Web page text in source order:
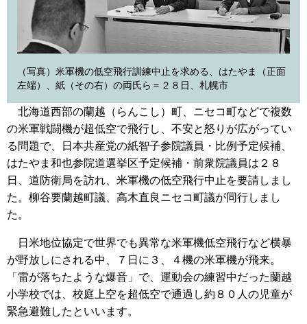
（写真）米軍機の低空飛行訓練中止を求める、はたやま（正面
左端）、紙（その右）の両氏ら＝２８日、札幌市
北海道西部の蘭越（らんこし）町、ニセコ町などで複数
の米軍戦闘機が超低空で飛行し、不安と怒りが広がってい
る問題で、日本共産党の紙智子参院議員・比例予定候補、
はたやま和也参院道選挙区予定候補・前衆院議員は２８
日、道防衛局を訪れ、米軍機の低空飛行中止を要請しまし
た。柳谷要蘭越町議、高木直良ニセコ町議が同行しまし
た。
日米地位協定で世界でも異常な米軍機低空飛行など横暴
が野放しにされる中、７日に３、４機の米軍機が飛来。
「雷が落ちたような爆音」で、運動会の練習中だった蘭越
小学校では、校庭上空を超低空で通過し約８０人の児童が
緊急避難したといいます。